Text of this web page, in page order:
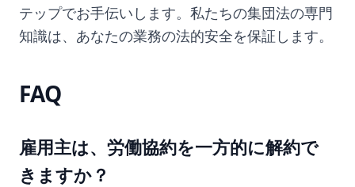
テップでお手伝いします。私たちの集団法の専門
知識は、あなたの業務の法的安全を保証します。
FAQ
雇用主は、労働協約を一方的に解約で
きますか？